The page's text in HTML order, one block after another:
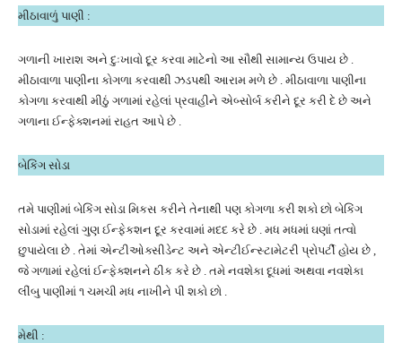
મીઠાવાળું પાણી :
ગળાની ખારાશ અને દુઃખાવો દૂર કરવા માટેનો આ સૌથી સામાન્ય ઉપાય છે .
મીઠાવાળા પાણીના કોગળા કરવાથી ઝડપથી આરામ મળે છે . મીઠાવાળા પાણીના
કોગળા કરવાથી મીઠું ગળામાં રહેલાં પ્રવાહીને એબ્સોર્બ કરીને દૂર કરી દે છે અને
ગળાના ઈન્ફેક્શનમાં રાહત આપે છે .
બેકિંગ સોડા
તમે પાણીમાં બેકિંગ સોડા મિકસ કરીને તેનાથી પણ કોગળા કરી શકો છો બેકિંગ
સોડામાં રહેલાં ગુણ ઈન્ફેકશન દૂર કરવામાં મદદ કરે છે . મધ મધમાં ઘણાં તત્વો
છુપાયેલા છે . તેમાં એન્ટીઓક્સીડેન્ટ અને એન્ટીઈન્સ્ટામેટરી પ્રોપર્ટી હોય છે ,
જે ગળામાં રહેલાં ઈન્ફેક્શનને ઠીક કરે છે . તમે નવશેકા દૂધમાં અથવા નવશેકા
લીંબુ પાણીમાં ૧ ચમચી મધ નાખીને પી શકો છો .
મેથી :